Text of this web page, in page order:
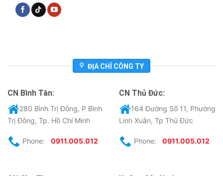
ĐỊA CHỈ CÔNG TY
CN Bình Tân:
280 Bình Trị Đông, P Bình
Trị Đông, Tp. Hồ Chí Minh
Phone: 0911.005.012
CN Thủ Đức:
164 Đường Số 11, Phường
Linh Xuân, Tp Thủ Đức
Phone: 0911.005.012